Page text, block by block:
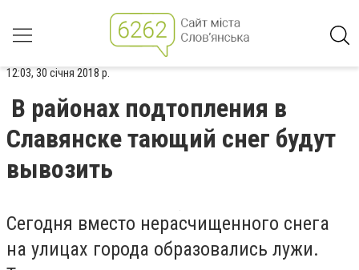
12:03, 30 січня 2018 р.
В районах подтопления в
Славянске тающий снег будут
вывозить
Сегодня вместо нерасчищенного снега
на улицах города образовались лужи.